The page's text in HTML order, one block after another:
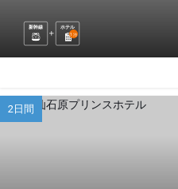
新幹線
ホテル
1 泊
2日間